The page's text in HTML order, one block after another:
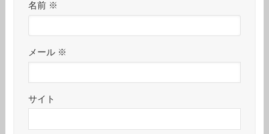
名前 ※
メール ※
サイト